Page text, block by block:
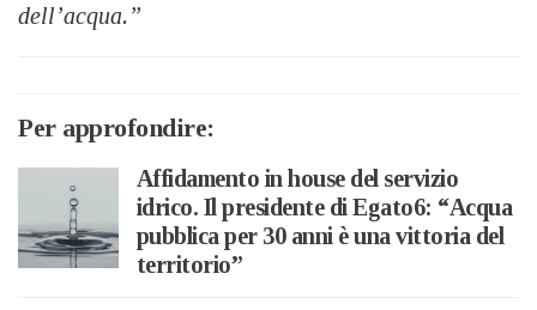
dell’acqua.”
Per approfondire:
Affidamento in house del servizio
idrico. Il presidente di Egato6: “Acqua
pubblica per 30 anni è una vittoria del
territorio”